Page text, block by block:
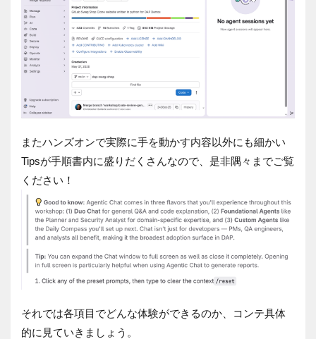
またハンズオンで実際に手を動かす内容以外にも細かい
Tipsが手順書内に盛りだくさんなので、是非隅々までご覧
ください！
それでは各項目でどんな体験ができるのか、コンテ具体
的に見ていきましょう。